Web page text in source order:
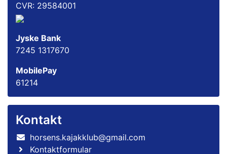
CVR: 29584001
Jyske Bank
7245 1317670
MobilePay
61214
Kontakt
horsens.kajakklub@gmail.com
Kontaktformular